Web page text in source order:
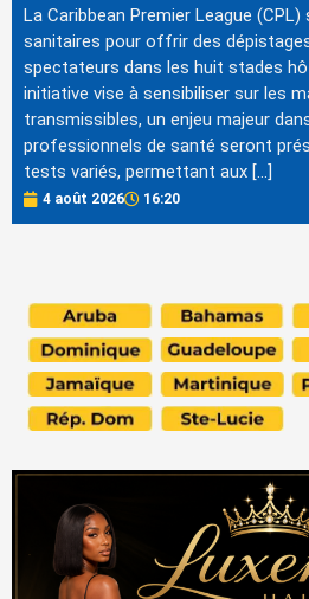
La Caribbean Premier League
sanitaires pour offrir des
spectateurs dans les huit stades
initiative vise à sensibiliser sur les
transmissibles, un enjeu majeur
professionnels de santé seront
tests variés, permettant aux […]
4 août 2026 16:20